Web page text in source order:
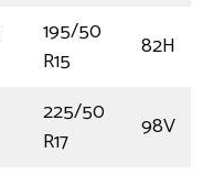
195/50
R15
82H
225/50
R17
98V